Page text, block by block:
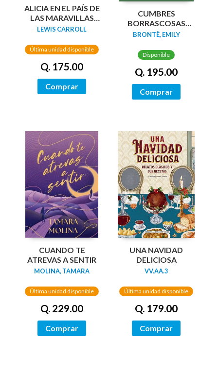
ALICIA EN EL PAÍS DE
LAS MARAVILLAS
(EDICIÓN LIMITADA
PINTADOS)
LEWIS CARROLL
Última unidad disponible
Q. 175.00
Comprar
CUMBRES
BORRASCOSAS
(EDICION LIMITADA
TINTADOS)
BRONTË, EMILY
Disponible
Q. 195.00
Comprar
CUANDO TE
ATREVAS A SENTIR
MOLINA, TAMARA
Última unidad disponible
Q. 229.00
Comprar
UNA NAVIDAD
DELICIOSA
VV.AA.3
Última unidad disponible
Q. 179.00
Comprar